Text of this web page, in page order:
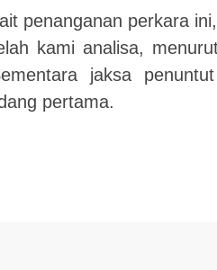
penanganan perkara
kami analisa,
jaksa
pertama.